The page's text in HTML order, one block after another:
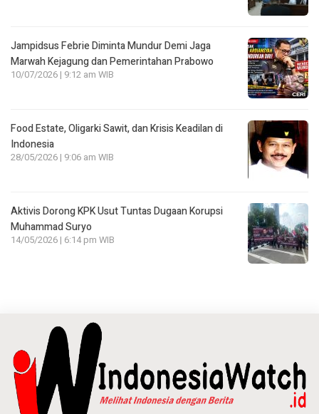
Jampidsus Febrie Diminta Mundur Demi Jaga
Marwah Kejagung dan Pemerintahan Prabowo
10/07/2026 | 9:12 am WIB
Food Estate, Oligarki Sawit, dan Krisis Keadilan di
Indonesia
28/05/2026 | 9:06 am WIB
Aktivis Dorong KPK Usut Tuntas Dugaan Korupsi
Muhammad Suryo
14/05/2026 | 6:14 pm WIB